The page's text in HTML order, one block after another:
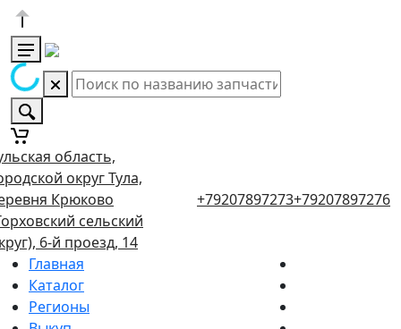
область,
округ Тула,
Крюково
сельский
6-й проезд, 14
+79207897273+79207897276
Главная
Каталог
Регионы